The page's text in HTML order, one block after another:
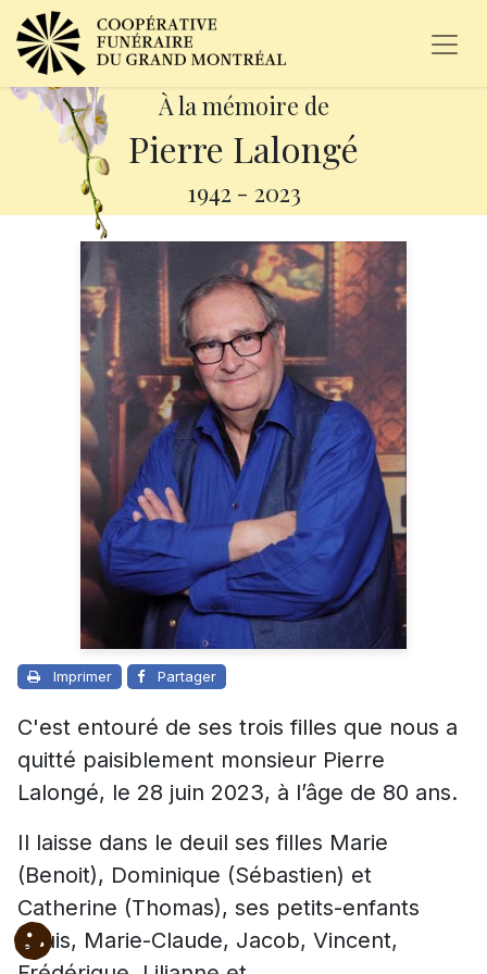
À la mémoire de
Pierre Lalongé
1942 - 2023
Imprimer Partager
C'est entouré de ses trois filles que nous a
quitté paisiblement monsieur Pierre
Lalongé, le 28 juin 2023, à l’âge de 80 ans.
Il laisse dans le deuil ses filles Marie
(Benoit), Dominique (Sébastien) et
Catherine (Thomas), ses petits-enfants
Louis, Marie-Claude, Jacob, Vincent,